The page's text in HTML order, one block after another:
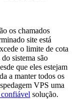
os chamados
site está
o limite de cota
sistema são
que eles estejam
a manter todos os
VPS uma
solução.